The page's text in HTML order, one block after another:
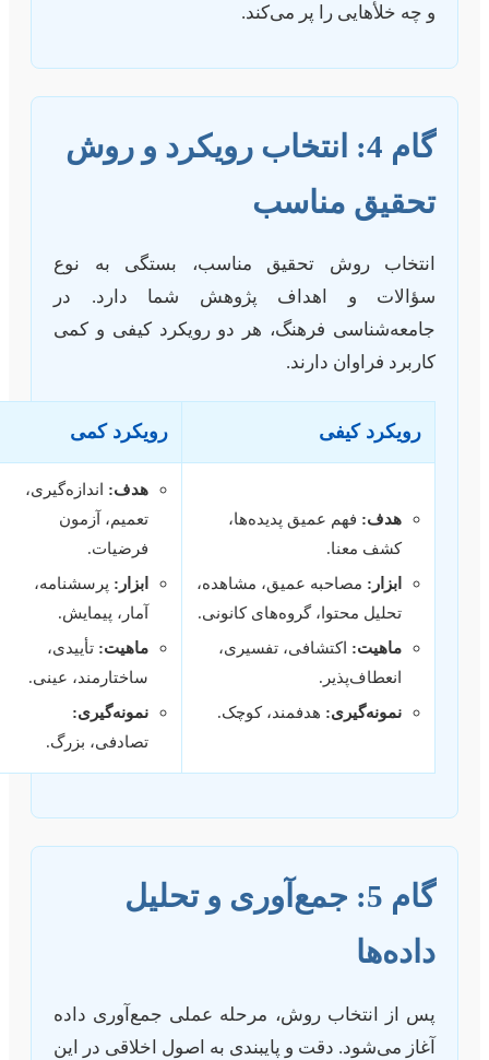
و چه خلأهایی را پر می‌کند.
گام 4: انتخاب رویکرد و روش
تحقیق مناسب
انتخاب روش تحقیق مناسب، بستگی به نوع
سؤالات و اهداف پژوهش شما دارد. در
جامعه‌شناسی فرهنگ، هر دو رویکرد کیفی و کمی
کاربرد فراوان دارند.
رویکرد کیفی رویکرد کمی
هدف: فهم عمیق پدیده‌ها،
کشف معنا.
ابزار: مصاحبه عمیق، مشاهده،
تحلیل محتوا، گروه‌های کانونی.
ماهیت: اکتشافی، تفسیری،
انعطاف‌پذیر.
نمونه‌گیری: هدفمند، کوچک.
هدف: اندازه‌گیری،
تعمیم، آزمون
فرضیات.
ابزار: پرسشنامه،
آمار، پیمایش.
ماهیت: تأییدی،
ساختارمند، عینی.
نمونه‌گیری:
تصادفی، بزرگ.
گام 5: جمع‌آوری و تحلیل
داده‌ها
پس از انتخاب روش، مرحله عملی جمع‌آوری داده
آغاز می‌شود. دقت و پایبندی به اصول اخلاقی در این